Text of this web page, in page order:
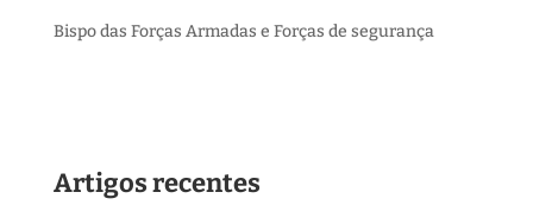
Bispo das Forças Armadas e Forças de segurança
Artigos recentes